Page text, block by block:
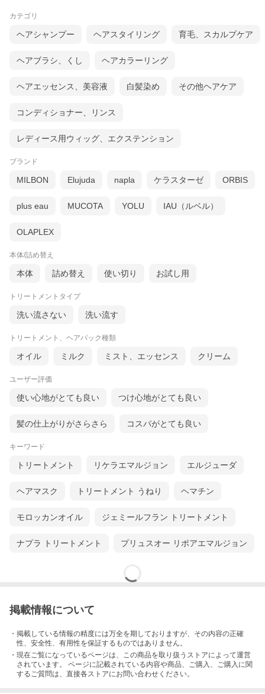
カテゴリ
ヘアシャンプー ヘアスタイリング 育毛、スカルプケア
ヘアブラシ、くし ヘアカラーリング
ヘアエッセンス、美容液 白髪染め その他ヘアケア
コンディショナー、リンス
レディース用ウィッグ、エクステンション
ブランド
MILBON Elujuda napla ケラスターゼ ORBIS
plus eau MUCOTA YOLU IAU（ルベル）
OLAPLEX
本体/詰め替え
本体 詰め替え 使い切り お試し用
トリートメントタイプ
洗い流さない 洗い流す
トリートメント、ヘアパック種類
オイル ミルク ミスト、エッセンス クリーム
ユーザー評価
使い心地がとても良い つけ心地がとても良い
髪の仕上がりがさらさら コスパがとても良い
キーワード
トリートメント リケラエマルジョン エルジューダ
ヘアマスク トリートメント うねり ヘマチン
モロッカンオイル ジェミールフラン トリートメント
ナプラ トリートメント プリュスオー リポアエマルジョン
掲載情報について
・掲載している情報の精度には万全を期しておりますが、その内容の正確
性、安全性、有用性を保証するものではありません。
・現在ご覧になっているページは、この商品を取り扱うストアによって運営
されています。 ページに記載されている内容や商品、ご購入 、ご購入に関
するご質問は、直接各ストアにお問い合わせください。